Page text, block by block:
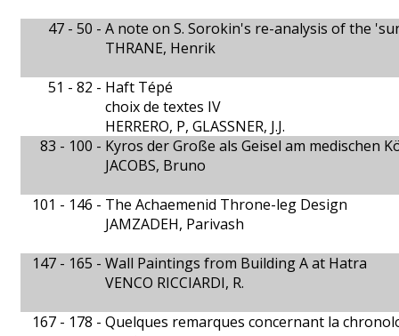
47 - 50 - A note on S. Sorokin's re-analysis of the
THRANE, Henrik
51 - 82 - Haft Tépé
choix de textes IV
HERRERO, P, GLASSNER, J.J.
83 - 100 - Kyros der Große als Geisel am medischen
JACOBS, Bruno
101 - 146 - The Achaemenid Throne-leg Design
JAMZADEH, Parivash
147 - 165 - Wall Paintings from Building A at Hatra
VENCO RICCIARDI, R.
167 - 178 - Quelques remarques concernant la